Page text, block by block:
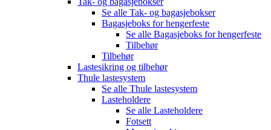
Se alle Tak- og bagasjebokser
Bagasjeboks for hengerfeste
Se alle Bagasjeboks for hengerfeste
Tilbehør
Tilbehør
Lastesikring og tilbehør
Thule lastesystem
Se alle Thule lastesystem
Lasteholdere
Se alle Lasteholdere
Fotsett